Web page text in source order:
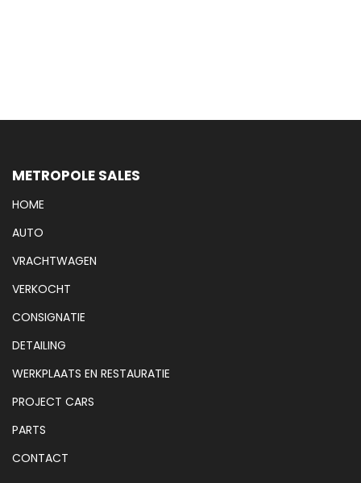
METROPOLE SALES
HOME
AUTO
VRACHTWAGEN
VERKOCHT
CONSIGNATIE
DETAILING
WERKPLAATS EN RESTAURATIE
PROJECT CARS
PARTS
CONTACT